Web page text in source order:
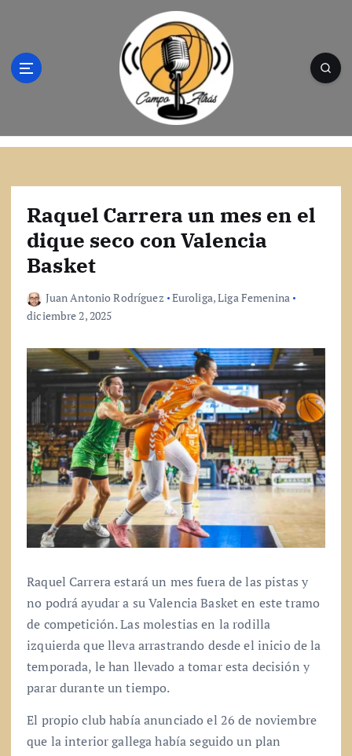
l
Campo Atrás - Tu web de baloncesto donde
mundo de la canasta. Crónicas, noticias,
artículos y fotos del mejor baloncesto
Raquel Carrera un mes en el
dique seco con Valencia
Basket
Juan Antonio Rodríguez Euroliga,Liga Femenina
diciembre 2, 2025
Raquel Carrera estará un mes fuera de las pistas y
no podrá ayudar a su Valencia Basket en este tramo
de competición. Las molestias en la rodilla
izquierda que lleva arrastrando desde el inicio de la
temporada, le han llevado a tomar esta decisión y
parar durante un tiempo.
El propio club había anunciado el 26 de noviembre
que la interior gallega había seguido un plan